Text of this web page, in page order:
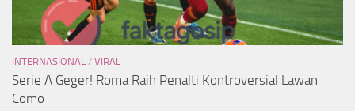
INTERNASIONAL / VIRAL
Serie A Geger! Roma Raih Penalti Kontroversial Lawan
Como